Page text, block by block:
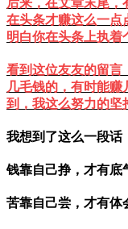
在头条才赚这么一点
明白你在头条上执着
看到这位友友的留言
几毛钱的，有时能
到，我这么努力的坚
我想到了这么一段话
钱靠自己挣，才有底
苦靠自己尝，才有体